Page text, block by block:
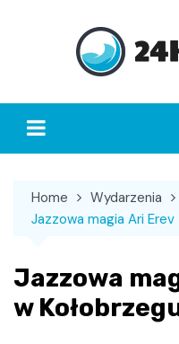
Home
Wydarzenia
Jazzowa magia Ari Erev
Jazzowa
w